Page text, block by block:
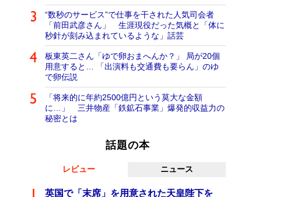
“数秒のサービス”で仕事を干された人気司会者
「前田武彦さん」 生涯現役だった気概と「体に
秒針が刻み込まれているような」話芸
板東英二さん「ゆで卵おまへんか？」 局が20個
用意すると… 「出演料も交通費も要らん」のゆ
で卵伝説
「将来的に年約2500億円という莫大な金額
に…」 三井物産「鉄鉱石事業」爆発的収益力の
秘密とは
話題の本
レビュー ニュース
英国で「末席」を用意された天皇陛下を